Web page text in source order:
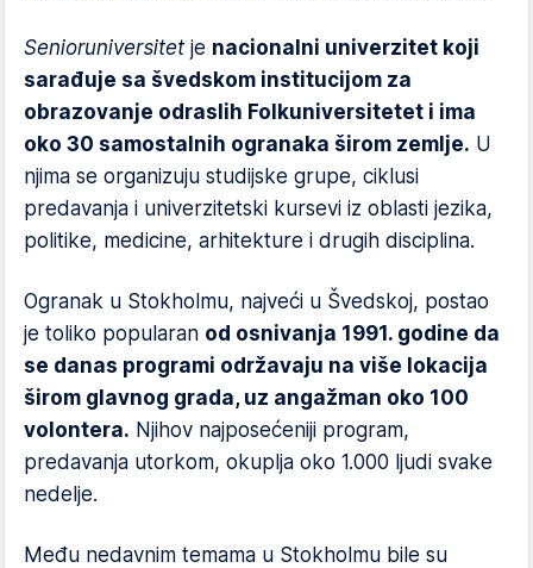
Senioruniversitet je nacionalni univerzitet koji
sarađuje sa švedskom institucijom za
obrazovanje odraslih Folkuniversitetet i ima
oko 30 samostalnih ogranaka širom zemlje. U
njima se organizuju studijske grupe, ciklusi
predavanja i univerzitetski kursevi iz oblasti jezika,
politike, medicine, arhitekture i drugih disciplina.
Ogranak u Stokholmu, najveći u Švedskoj, postao
je toliko popularan od osnivanja 1991. godine da
se danas programi održavaju na više lokacija
širom glavnog grada, uz angažman oko 100
volontera. Njihov najposećeniji program,
predavanja utorkom, okuplja oko 1.000 ljudi svake
nedelje.
Među nedavnim temama u Stokholmu bile su